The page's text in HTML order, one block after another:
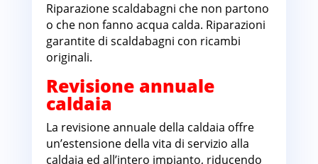
Riparazione scaldabagni che non partono
o che non fanno acqua calda. Riparazioni
garantite di scaldabagni con ricambi
originali.
Revisione annuale
caldaia
La revisione annuale della caldaia offre
un’estensione della vita di servizio alla
caldaia ed all’intero impianto, riducendo